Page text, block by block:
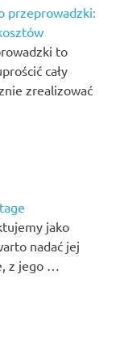
przeprowadzki:
to
cały
zrealizować
jako
nadać jej
z jego …